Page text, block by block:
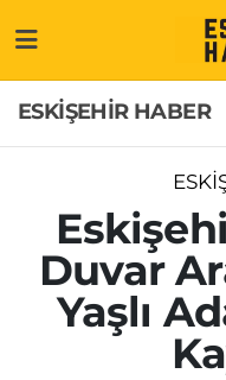
ESKİŞEHİR HABER
Duvar
Yaşlı
GÜNDEM
ASAYİŞ
SİYASET
EKONOMİ
Hakkımızda
İletişim
Künye
Odunpazarı
Süper Lig
Tüm Manşetler
Son Dakika